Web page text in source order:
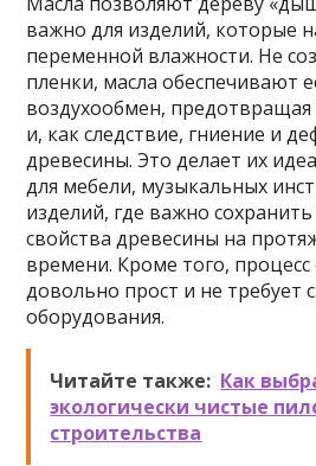
важно для изделий, которые
переменной влажности. Не
пленки, масла обеспечивают
воздухообмен, предотвращая
и, как следствие, гниение и
древесины. Это делает их
для мебели, музыкальных
изделий, где важно
свойства древесины на
времени. Кроме того,
довольно прост и не требует
оборудования.
Читайте также: Как
экологически чистые
строительства